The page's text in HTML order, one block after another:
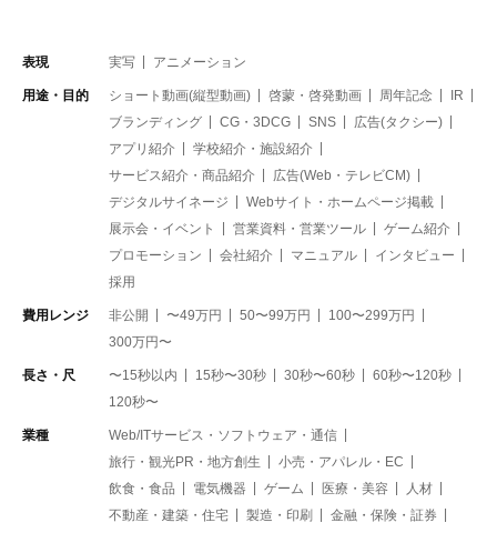
表現 実写 アニメーション
用途・目的 ショート動画(縦型動画) 啓蒙・啓発動画 周年記念
IR
ブランディング
CG・3DCG SNS
広告(タクシー)
アプリ紹介
学校紹介・施設紹介
サービス紹介・商品紹介
広告(Web・テレビCM)
デジタルサイネージ
Webサイト・ホームページ掲載
展示会・イベント
営業資料・営業ツール
ゲーム紹介
プロモーション
会社紹介 マニュアル
インタビュー
採用
費用レンジ 非公開 〜49万円 50〜99万円
100〜299万円
300万円〜
長さ・尺 〜15秒以内 15秒〜30秒 30秒〜60秒
60秒〜120秒
120秒〜
業種
Web/ITサービス・ソフトウェア・通信
旅行・観光PR・地方創生
小売・アパレル・EC
飲食・食品
電気機器 ゲーム 医療・美容
人材
不動産・建築・住宅
製造・印刷
金融・保険・証券